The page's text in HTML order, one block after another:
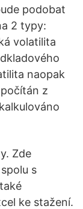
podobat
2 typy:
volatilita
naopak
z
Zde
s
ke stažení.